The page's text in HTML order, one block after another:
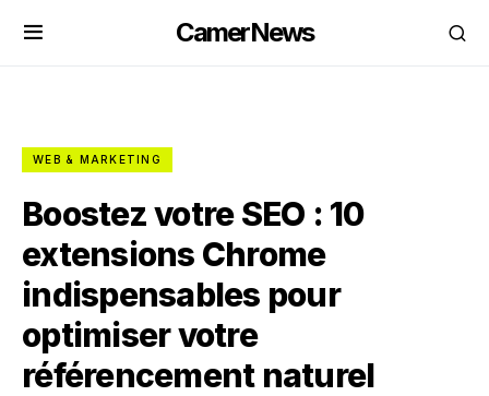
CamerNews
WEB & MARKETING
Boostez votre SEO : 10
extensions Chrome
indispensables pour
optimiser votre
référencement naturel